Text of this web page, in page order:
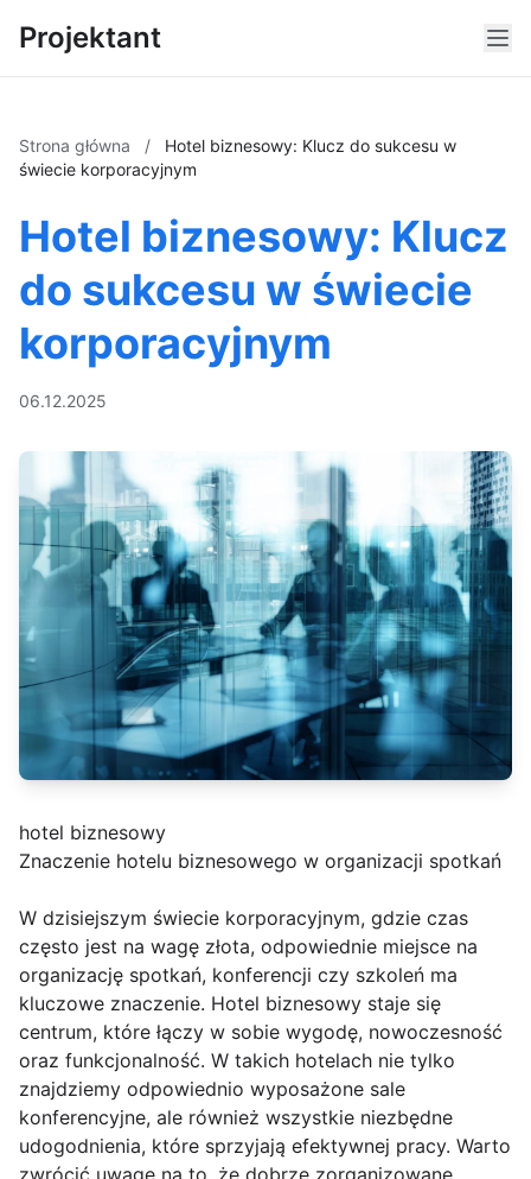
Projektant
Strona główna /
Hotel biznesowy: Klucz do sukcesu w
świecie korporacyjnym
Hotel biznesowy: Klucz
do sukcesu w świecie
korporacyjnym
06.12.2025
hotel biznesowy
Znaczenie hotelu biznesowego w organizacji spotkań
W dzisiejszym świecie korporacyjnym, gdzie czas
często jest na wagę złota, odpowiednie miejsce na
organizację spotkań, konferencji czy szkoleń ma
kluczowe znaczenie. Hotel biznesowy staje się
centrum, które łączy w sobie wygodę, nowoczesność
oraz funkcjonalność. W takich hotelach nie tylko
znajdziemy odpowiednio wyposażone sale
konferencyjne, ale również wszystkie niezbędne
udogodnienia, które sprzyjają efektywnej pracy. Warto